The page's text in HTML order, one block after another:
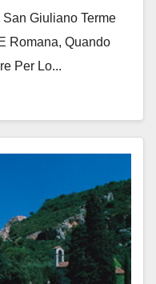
Giuliano Terme
Romana, Quando
Per Lo...